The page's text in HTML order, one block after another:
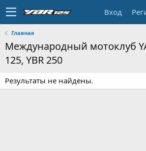
Вход
Главная
Международный мотоклуб
125, YBR 250
Результаты не найдены.